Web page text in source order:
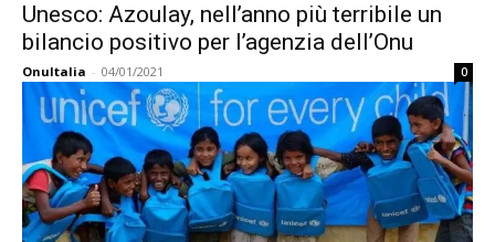
Unesco: Azoulay, nell’anno più terribile un
bilancio positivo per l’agenzia dell’Onu
OnuItalia - 04/01/2021 0